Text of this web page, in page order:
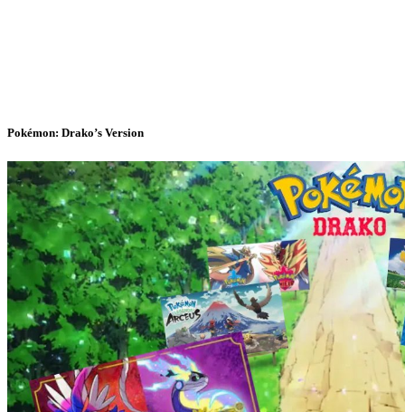
Pokémon: Drako’s Version